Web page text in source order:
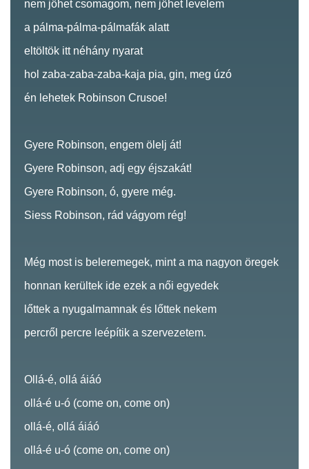
nem jöhet csomagom, nem jöhet levelem
a pálma-pálma-pálmafák alatt
eltöltök itt néhány nyarat
hol zaba-zaba-zaba-kaja pia, gin, meg úzó
én lehetek Robinson Crusoe!
Gyere Robinson, engem ölelj át!
Gyere Robinson, adj egy éjszakát!
Gyere Robinson, ó, gyere még.
Siess Robinson, rád vágyom rég!
Még most is beleremegek, mint a ma nagyon öregek
honnan kerültek ide ezek a női egyedek
lőttek a nyugalmamnak és lőttek nekem
percről percre leépítik a szervezetem.
Ollá-é, ollá áiáó
ollá-é u-ó (come on, come on)
ollá-é, ollá áiáó
ollá-é u-ó (come on, come on)